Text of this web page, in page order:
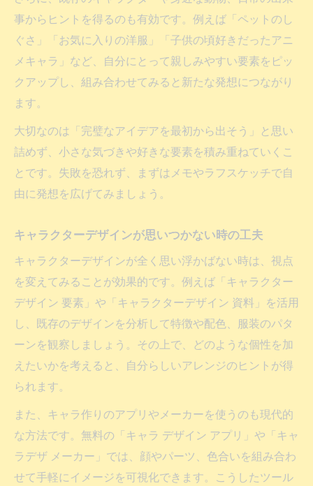
事からヒントを得るのも有効です。例えば「ペットのし
ぐさ」「お気に入りの洋服」「子供の頃好きだったアニ
メキャラ」など、自分にとって親しみやすい要素をピッ
クアップし、組み合わせてみると新たな発想につながり
ます。
大切なのは「完璧なアイデアを最初から出そう」と思い
詰めず、小さな気づきや好きな要素を積み重ねていくこ
とです。失敗を恐れず、まずはメモやラフスケッチで自
由に発想を広げてみましょう。
キャラクターデザインが思いつかない時の工夫
キャラクターデザインが全く思い浮かばない時は、視点
を変えてみることが効果的です。例えば「キャラクター
デザイン 要素」や「キャラクターデザイン 資料」を活用
し、既存のデザインを分析して特徴や配色、服装のパタ
ーンを観察しましょう。その上で、どのような個性を加
えたいかを考えると、自分らしいアレンジのヒントが得
られます。
また、キャラ作りのアプリやメーカーを使うのも現代的
な方法です。無料の「キャラ デザイン アプリ」や「キャ
ラデザ メーカー」では、顔やパーツ、色合いを組み合わ
せて手軽にイメージを可視化できます。こうしたツール